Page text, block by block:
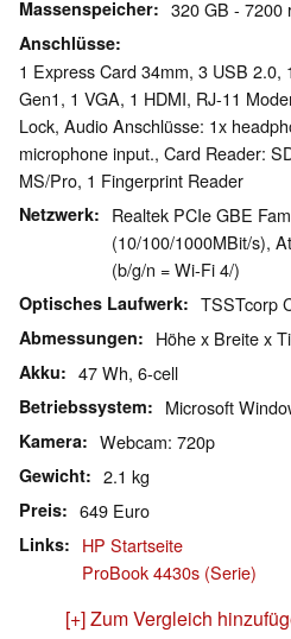
Massenspeicher 320 GB - 7200
Anschlüsse
1 Express Card 34mm, 3 USB 2.0,
Gen1, 1 VGA, 1 HDMI, RJ-11
Lock, Audio Anschlüsse: 1x
microphone input., Card Reader:
MS/Pro, 1 Fingerprint Reader
Netzwerk
Realtek PCIe GBE
(10/100/1000MBit/s),
(b/g/n = Wi-Fi 4/)
Optisches Laufwerk TSSTcorp
Abmessungen Höhe x Breite x
Akku 47 Wh, 6-cell
Betriebssystem Microsoft
Kamera Webcam: 720p
Gewicht 2.1 kg
Preis 649 Euro
Links
HP Startseite
ProBook 4430s (Serie)
[+] Zum Vergleich